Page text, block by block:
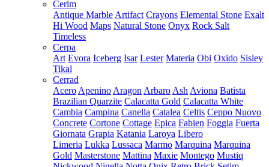
Cerim
Antique Marble Artifact Crayons Elemental Stone Exalt
Hi Wood Maps Natural Stone Onyx Rock Salt
Timeless
Cerpa
Art Evora Iceberg Isar Lester Materia Obi Oxido Sisley
Tikal
Cerrad
Acero Apenino Aragon Arbaro Ash Aviona Batista
Brazilian Quarzite Calacatta Gold Calacatta White
Cambia Campina Canella Catalea Celtis Ceppo Nuovo
Concrete Cortone Cottage Epica Fabien Foggia Fuerta
Giornata Grapia Katania Laroya Libero
Limeria Lukka Lussaca Marmo Marquina Marquina
Gold Masterstone Mattina Maxie Montego Mustiq